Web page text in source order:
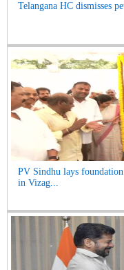
Telangana HC dismisses
PV Sindhu lays
in Vizag...